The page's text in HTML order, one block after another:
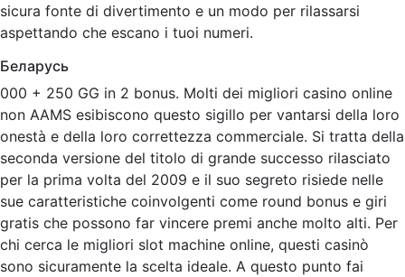
sicura fonte di divertimento e un modo per rilassarsi
aspettando che escano i tuoi numeri.
Беларусь
000 + 250 GG in 2 bonus. Molti dei migliori casino online
non AAMS esibiscono questo sigillo per vantarsi della loro
onestà e della loro correttezza commerciale. Si tratta della
seconda versione del titolo di grande successo rilasciato
per la prima volta del 2009 e il suo segreto risiede nelle
sue caratteristiche coinvolgenti come round bonus e giri
gratis che possono far vincere premi anche molto alti. Per
chi cerca le migliori slot machine online, questi casinò
sono sicuramente la scelta ideale. A questo punto fai